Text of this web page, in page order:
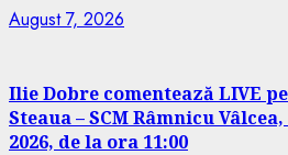
August 7, 2026
Ilie Dobre comentează LIVE
Steaua – SCM Râmnicu
2026, de la ora 11:00